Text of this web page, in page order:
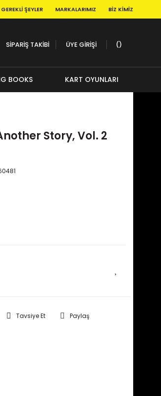
GEREKLI ŞEYLER MARKALARIMIZ BIZ KIMIZ
SİPARİŞ TAKİBİ ÜYE GİRİŞİ
BOOKS KART OYUNLARI
Story, Vol. 2
Tavsiye Et Paylaş